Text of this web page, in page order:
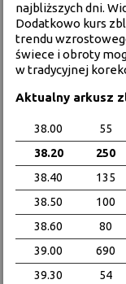
najbliższych dni.
Dodatkowo kurs
trendu
świece i obroty
w tradycyjnej
Aktualny arkusz
38.00 55
38.20
250
38.40
135
38.50
100
38.60
80
39.00
690
39.30
54